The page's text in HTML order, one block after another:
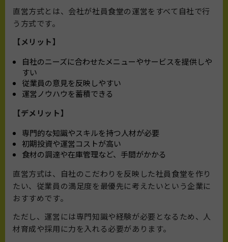
直営方式とは、会社が社員食堂の運営をすべて自社で行
う方式です。
【メリット】
自社のニーズに合わせたメニューやサービスを提供しや
すい
従業員の意見を反映しやすい
運営ノウハウを蓄積できる
【デメリット】
専門的な知識やスキルを持つ人材が必要
初期投資や運営コストが高い
食材の調達や在庫管理など、手間がかかる
直営方式は、自社のこだわりを反映した社員食堂を作り
たい、従業員の満足度を最優先に考えたいという企業に
おすすめです。
ただし、運営には専門知識や経験が必要となるため、人
材育成や採用に力を入れる必要があります。